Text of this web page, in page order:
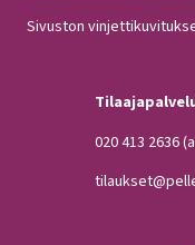
Sivuston
020 413 2636